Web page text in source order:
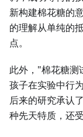
新构建棉花糖的
的理解从单纯的
点。
此外，"棉花糖测
孩子在实验中行
后来的研究承认
种先天特质，还